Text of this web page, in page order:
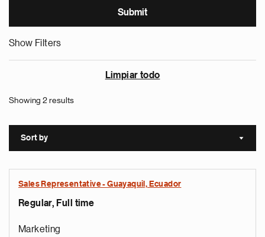
Show Filters
Limpiar todo
Showing 2 results
Sort by Sort
Sales Representative - Guayaquil, Ecuador
Regular, Full time
Marketing